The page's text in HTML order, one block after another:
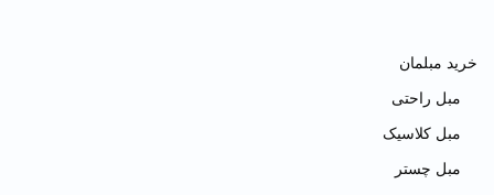
خرید مبلمان
مبل راحتی
مبل کلاسیک
مبل چستر